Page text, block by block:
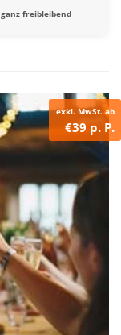
ganz freibleibend
exkl. MwSt. ab
€39 p. P.